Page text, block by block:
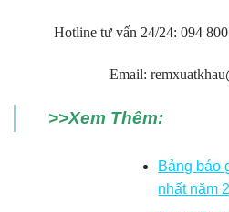
Hotline tư vấn 24/24: 094
Email:
>>Xem Thêm:
Bảng báo
nhất năm